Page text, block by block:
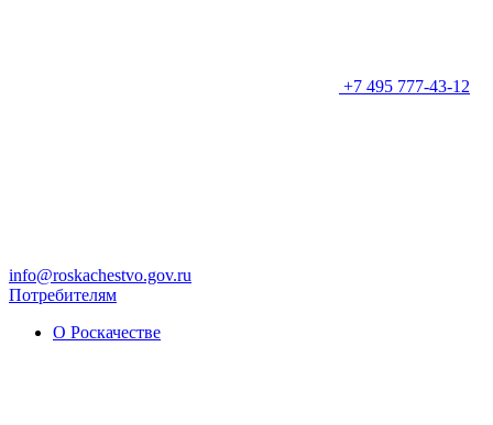
+7 495 777-43-12
info@roskachestvo.gov.ru
Потребителям
О Роскачестве